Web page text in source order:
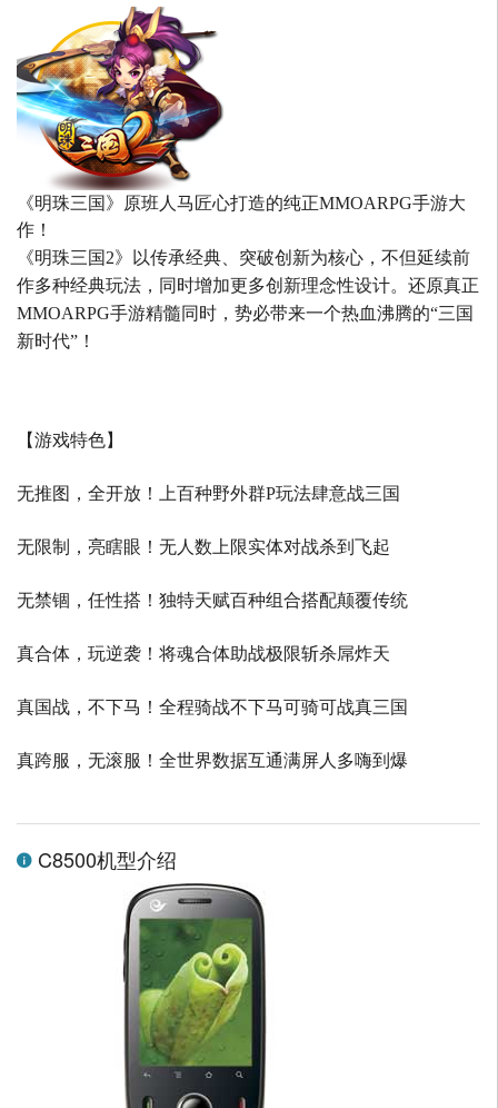
《明珠三国》原班人马匠心打造的纯正MMOARPG手游大
作！
《明珠三国2》以传承经典、突破创新为核心，不但延续前
作多种经典玩法，同时增加更多创新理念性设计。还原真正
MMOARPG手游精髓同时，势必带来一个热血沸腾的“三国
新时代”！
【游戏特色】
无推图，全开放！上百种野外群P玩法肆意战三国
无限制，亮瞎眼！无人数上限实体对战杀到飞起
无禁锢，任性搭！独特天赋百种组合搭配颠覆传统
真合体，玩逆袭！将魂合体助战极限斩杀屌炸天
真国战，不下马！全程骑战不下马可骑可战真三国
真跨服，无滚服！全世界数据互通满屏人多嗨到爆
C8500机型介绍